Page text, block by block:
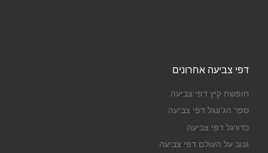
דפי צביעה אחרונים
חופשת קיץ דפי צביעה
ספר הג'ונגל דפי צביעה
כדורגל דפי צביעה
גנוב על העולם דפי צביעה